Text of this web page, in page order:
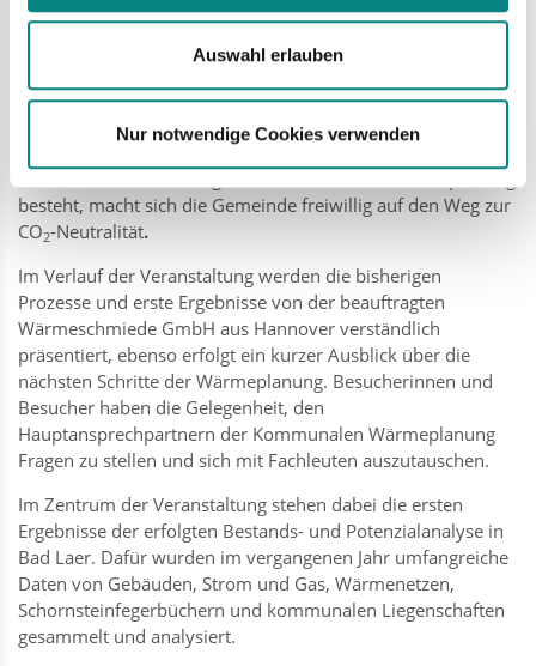
Auswahl erlauben
Nur notwendige Cookies verwenden
Die kommunale Wärmeplanung ist ein zentraler Bestandteil
der Klimaschutzstrategie der Gemeinde Bad Laer. Ziel ist es,
Niedersächsische Klimaschutzgesetz (NKlimaG) bis zum
Spätsommer 2025 zu erarbeiten. Obwohl für ein
Grundzentrum wie Bad Laer nach dem NKlimaG keine
Pflicht zur Durchführung einer Kommunalen Wärmeplanung
besteht, macht sich die Gemeinde freiwillig auf den Weg zur
CO2-Neutralität.
Im Verlauf der Veranstaltung werden die bisherigen
Prozesse und erste Ergebnisse von der beauftragten
Wärmeschmiede GmbH aus Hannover verständlich
präsentiert, ebenso erfolgt ein kurzer Ausblick über die
nächsten Schritte der Wärmeplanung. Besucherinnen und
Besucher haben die Gelegenheit, den
Hauptansprechpartnern der Kommunalen Wärmeplanung
Fragen zu stellen und sich mit Fachleuten auszutauschen.
Im Zentrum der Veranstaltung stehen dabei die ersten
Ergebnisse der erfolgten Bestands- und Potenzialanalyse in
Bad Laer. Dafür wurden im vergangenen Jahr umfangreiche
Daten von Gebäuden, Strom und Gas, Wärmenetzen,
Schornsteinfegerbüchern und kommunalen Liegenschaften
gesammelt und analysiert.